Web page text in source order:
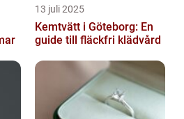
13 juli 2025
Kemtvätt i Göteborg: En
guide till fläckfri klädvård